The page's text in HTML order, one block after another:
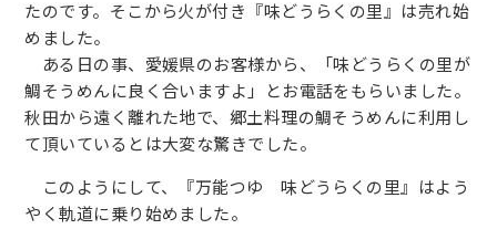
たのです。そこから火が付き『味どうらくの里』は売れ始
めました。
ある日の事、愛媛県のお客様から、「味どうらくの里が
鯛そうめんに良く合いますよ」とお電話をもらいました。
秋田から遠く離れた地で、郷土料理の鯛そうめんに利用し
て頂いているとは大変な驚きでした。
このようにして、『万能つゆ 味どうらくの里』はよう
やく軌道に乗り始めました。